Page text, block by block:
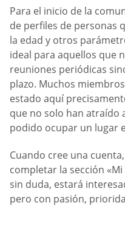
Para el inicio de la
de perfiles de personas
la edad y otros
ideal para aquellos que
reuniones periódicas
plazo. Muchos
estado aquí
que no solo han atraído
podido ocupar un lugar
Cuando cree una
completar la sección
sin duda, estará
pero con pasión,